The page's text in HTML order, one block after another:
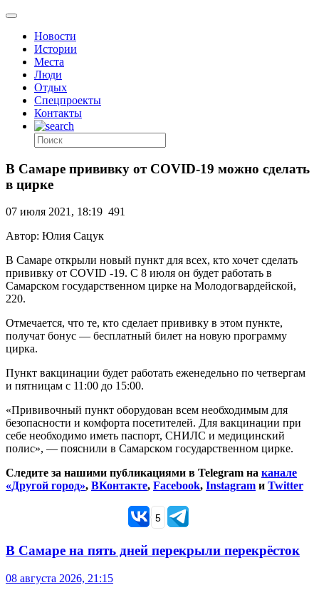
Новости
Истории
Места
Люди
Отдых
Спецпроекты
Контакты
В Самаре прививку от COVID-19 можно сделать
в цирке
07 июля 2021, 18:19 491
Автор: Юлия Сацук
В Самаре открыли новый пункт для всех, кто хочет сделать
прививку от COVID -19. С 8 июля он будет работать в
Самарском государственном цирке на Молодогвардейской,
220.
Отмечается, что те, кто сделает прививку в этом пункте,
получат бонус — бесплатный билет на новую программу
цирка.
Пункт вакцинации будет работать еженедельно по четвергам
и пятницам с 11:00 до 15:00.
«Прививочный пункт оборудован всем необходимым для
безопасности и комфорта посетителей. Для вакцинации при
себе необходимо иметь паспорт, СНИЛС и медицинский
полис», — пояснили в Самарском государственном цирке.
Следите за нашими публикациями в Telegram на канале
«Другой город», ВКонтакте, Facebook, Instagram и Twitter
5
В Самаре на пять дней перекрыли перекрёсток
08 августа 2026, 21:15